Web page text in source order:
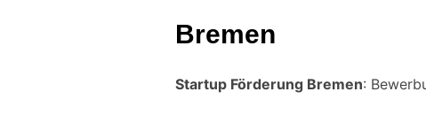
Bremen
Startup Förderung Bremen: